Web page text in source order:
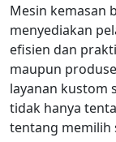
Mesin kemasan
menyediakan
efisien dan
maupun
layanan kustom
tidak hanya
tentang memilih